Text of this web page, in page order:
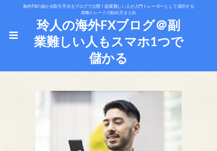
海外FXの儲かる取引手法をブログで公開！副業難しい人が入門トレーダーとして成功する
攻略トレードの始め方まとめ
玲人の海外FXブログ＠副
業難しい人もスマホ1つで
儲かる